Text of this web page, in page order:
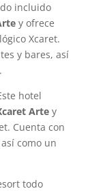
incluido
y ofrece
Xcaret.
y bares, así
hotel
Artey
Cuenta con
como un
todo